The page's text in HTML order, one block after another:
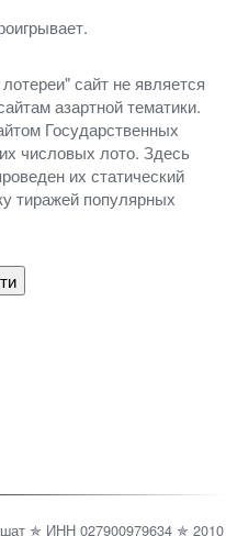
сайт не является
азартной тематики.
Государственных
числовых лото. Здесь
их статический
тиражей популярных
✯ ИНН 027900979634 ✯ 2010